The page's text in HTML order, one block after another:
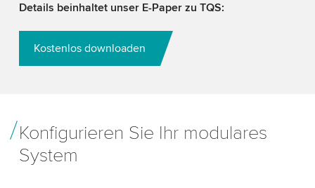
Details beinhaltet unser E-Paper zu TQS:
Kostenlos downloaden
Konfigurieren Sie Ihr modulares
System